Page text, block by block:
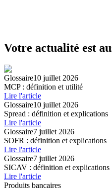
Votre actualité est
Glossaire10 juillet 2026
MCP : définition et utilité
Lire l'article
Glossaire10 juillet 2026
Spread : définition et explications
Lire l'article
Glossaire7 juillet 2026
SOFR : définition et explications
Lire l'article
Glossaire7 juillet 2026
SICAV : définition et explications
Lire l'article
Produits bancaires